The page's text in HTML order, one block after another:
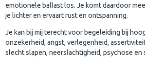
emotionele ballast los. Je komt daardoor
je lichter en ervaart rust en ontspanning.
Je kan bij mij terecht voor begeleiding bij
onzekerheid, angst, verlegenheid,
slecht slapen, neerslachtigheid, psychose